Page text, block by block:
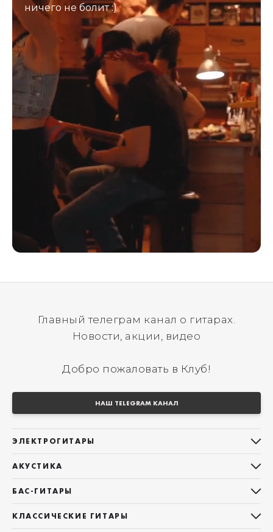
ничего не болит :)
Главный телеграм канал о гитарах.
Новости, акции, видео
Добро пожаловать в Клуб!
НАШ TELEGRAM КАНАЛ
ЭЛЕКТРОГИТАРЫ
Telecaster
Les Paul
АКУСТИКА
Фолки (ОМ, 000, 00)
БАС-ГИТАРЫ
КЛАССИЧЕСКИЕ ГИТАРЫ